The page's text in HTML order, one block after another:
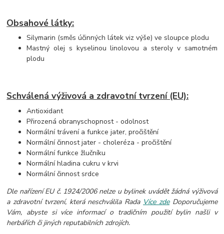
Obsahové látky:
Silymarin (směs účinných látek viz výše) ve sloupce plodu
Mastný olej s kyselinou linolovou a steroly v samotném
plodu
Schválená výživová a zdravotní tvrzení (EU):
Antioxidant
Přirozená obranyschopnost - odolnost
Normální trávení a funkce jater, pročištění
Normální činnost jater - choleréza - pročištění
Normální funkce žlučníku
Normální hladina cukru v krvi
Normální činnost srdce
Dle nařízení EU č. 1924/2006 nelze u bylinek uvádět žádná výživová
a zdravotní tvrzení, která neschválila Rada Více zdeDoporučujeme
Vám, abyste si více informací o tradičním použití bylin našli v
herbářích či jiných reputabilních zdrojích.